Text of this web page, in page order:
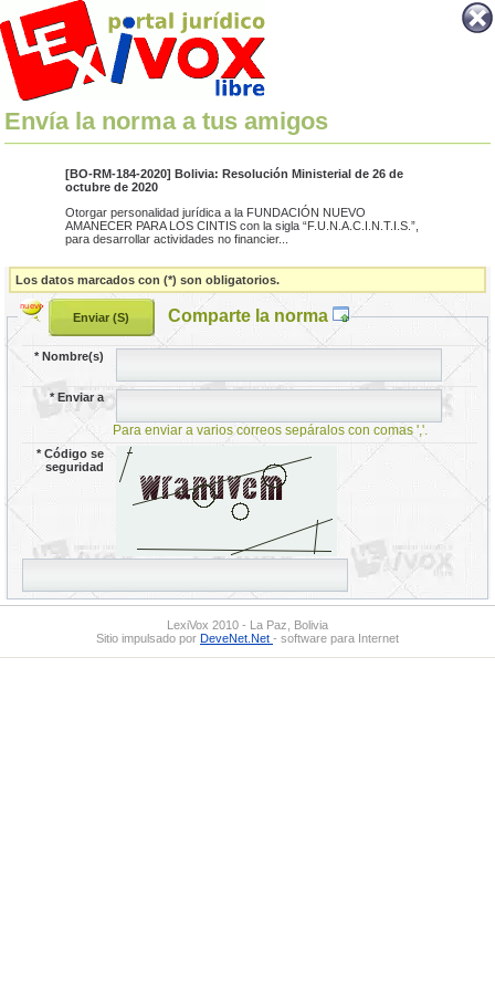
Envía la norma a tus amigos
[BO-RM-184-2020] Bolivia: Resolución Ministerial de 26 de
octubre de 2020
Otorgar personalidad jurídica a la FUNDACIÓN NUEVO
AMANECER PARA LOS CINTIS con la sigla “F.U.N.A.C.I.N.T.I.S.”,
para desarrollar actividades no financier...
Los datos marcados con (*) son obligatorios.
Comparte la norma
*Nombre(s)
*Enviar a
Para enviar a varios correos sepáralos con comas ','.
*Código se
seguridad
LexiVox 2010 - La Paz, Bolivia
Sitio impulsado por DeveNet.Net - software para Internet